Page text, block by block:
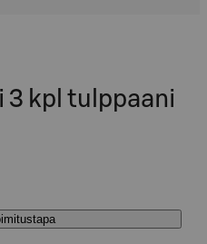
3 kpl tulppaani